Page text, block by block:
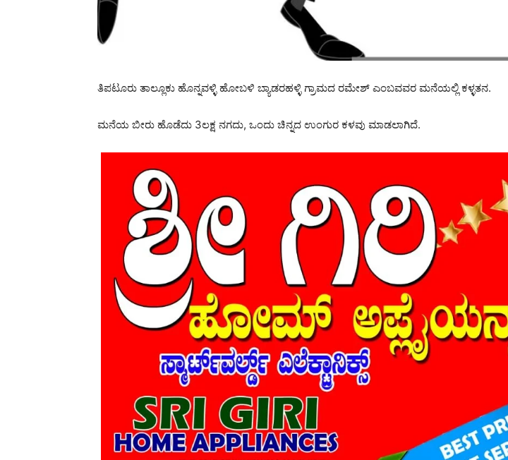
ತಿಪಟೂರು ತಾಲ್ಲೂಕು ಹೊನ್ನವಳ್ಳಿ ಹೋಬಳಿ ಬ್ಯಾಡರಹಳ್ಳಿ ಗ್ರಾಮದ ರಮೇಶ್ ಎಂಬವವರ ಮನೆಯಲ್ಲಿ ಕಳ್ಳತನ.
ಮನೆಯ ಬೀರು ಹೊಡೆದು 3ಲಕ್ಷ ನಗದು, ಒಂದು ಚಿನ್ನದ ಉಂಗುರ ಕಳವು ಮಾಡಲಾಗಿದೆ.